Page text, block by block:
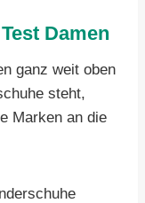
Damen
ganz weit oben
steht,
Marken an die